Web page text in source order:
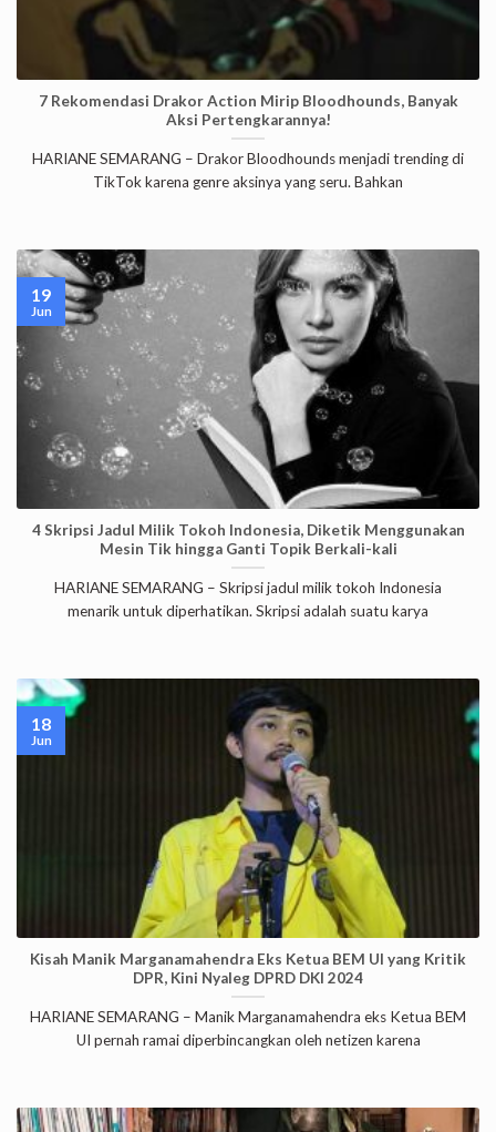
7 Rekomendasi Drakor Action Mirip Bloodhounds, Banyak
Aksi Pertengkarannya!
HARIANE SEMARANG – Drakor Bloodhounds menjadi trending di
TikTok karena genre aksinya yang seru. Bahkan
4 Skripsi Jadul Milik Tokoh Indonesia, Diketik Menggunakan
Mesin Tik hingga Ganti Topik Berkali-kali
HARIANE SEMARANG – Skripsi jadul milik tokoh Indonesia
menarik untuk diperhatikan. Skripsi adalah suatu karya
19
Jun
Kisah Manik Marganamahendra Eks Ketua BEM UI yang Kritik
DPR, Kini Nyaleg DPRD DKI 2024
HARIANE SEMARANG – Manik Marganamahendra eks Ketua BEM
UI pernah ramai diperbincangkan oleh netizen karena
18
Jun